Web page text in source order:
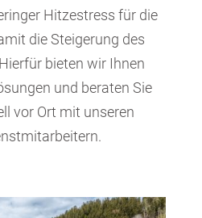
Hitzestress für die
die Steigerung des
bieten wir Ihnen
und beraten Sie
vor Ort mit unseren